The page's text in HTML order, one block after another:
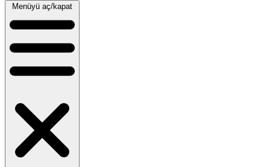
Menüyü aç/kapat